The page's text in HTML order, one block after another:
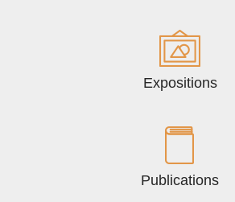
Expositions
Publications